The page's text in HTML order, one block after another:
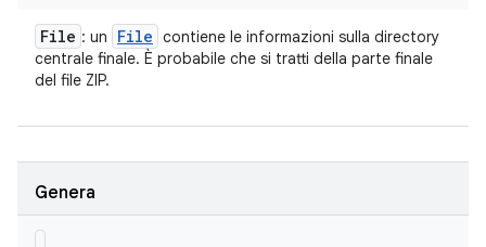
File : un File contiene le informazioni sulla directory
centrale finale. È probabile che si tratti della parte finale
del file ZIP.
Genera